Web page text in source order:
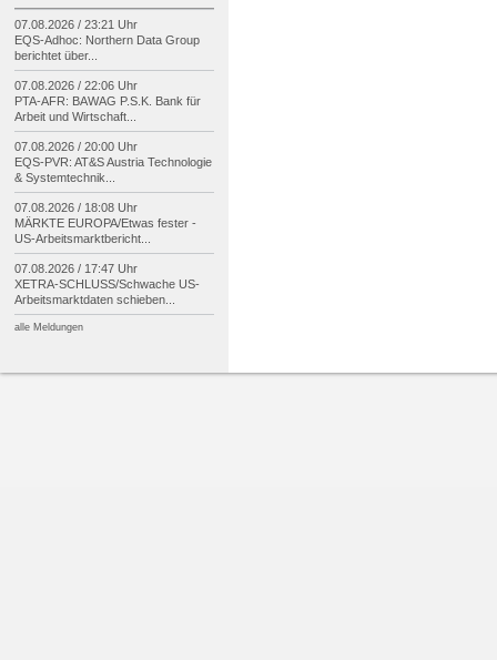
07.08.2026 / 23:21 Uhr
EQS-Adhoc: Northern Data Group
berichtet über...
07.08.2026 / 22:06 Uhr
PTA-AFR: BAWAG P.S.K. Bank für
Arbeit und Wirtschaft...
07.08.2026 / 20:00 Uhr
EQS-PVR: AT&S Austria Technologie
& Systemtechnik...
07.08.2026 / 18:08 Uhr
MÄRKTE EUROPA/Etwas fester -
US-Arbeitsmarktbericht...
07.08.2026 / 17:47 Uhr
XETRA-SCHLUSS/Schwache US-
Arbeitsmarktdaten schieben...
alle Meldungen